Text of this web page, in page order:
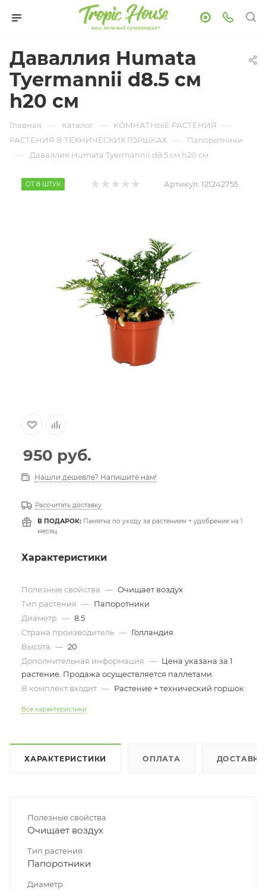
Даваллия Humata
Tyermannii d8.5 см
h20 см
Главная — Каталог — КОМНАТНЫЕ РАСТЕНИЯ —
РАСТЕНИЯ В ТЕХНИЧЕСКИХ ГОРШКАХ — Папоротники
— Даваллия Humata Tyermannii d8.5 см h20 см
ОТ 8 ШТУК Артикул: 121242755
950 руб.
Нашли дешевле? Напишите нам!
Рассчитать доставку
В ПОДАРОК: Памятка по уходу за растением + удобрение на 1
месяц
Характеристики
Полезные свойства — Очищает воздух
Тип растения — Папоротники
Диаметр — 8.5
Страна производитель — Голландия
Высота — 20
Дополнительная информация — Цена указана за 1
растение. Продажа осуществляется паллетами.
В комплект входит — Растение + технический горшок
Все характеристики
ХАРАКТЕРИСТИКИ ОПЛАТА ДОСТАВКА
Полезные свойства
Очищает воздух
Тип растения
Папоротники
Диаметр